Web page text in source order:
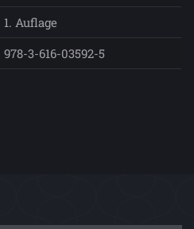
1. Auflage
978-3-616-03592-5